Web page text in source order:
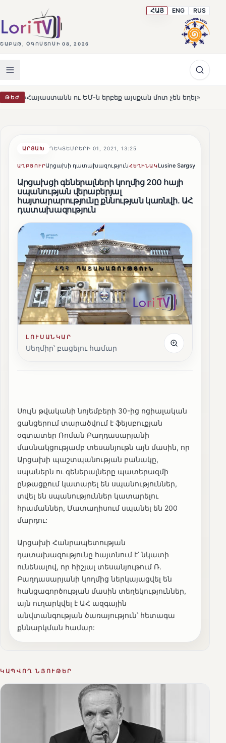
ՇԱԲԱԹ, ՕԳՈՍՏՈՍԻ 08, 2026
ՀԱՅ ENG RUS
ԹԵԺ ու ԵՄ-ն երբեք այսքան մոտ չեն եղել» HOT
ԱՐՑԱԽ ԴԵԿՏԵՄԲԵՐԻ 01, 2021, 13:25
ԱՂԲՅՈՒՐԱրցախի դատախազությունՀԵՂԻՆԱԿLusine Sargsyan
Արցախցի գեներալների կողմից 200 հայի
սպանության վերաբերյալ
հայտարարությունը քննության կառնվի․ ԱՀ
դատախազություն
ԼՈՒՍԱՆԿԱՐ
Սեղմիր՝ բացելու համար
Սույն թվականի նոյեմբերի 30-ից ոցիալական
ցանցերում տարածվում է ֆեյսբուքյան
օգտատեր Ռոման Բաղդասարյանի
մասնակցությամբ տեսանյութն այն մասին, որ
Արցախի պաշտպանության բանակը,
սպաներն ու գեներալները պատերազմի
ընթացքում կատարել են սպանություններ,
տվել են սպանություններ կատարելու
հրամաններ, Մատաղիսում սպանել են 200
մարդու:
Արցախի Հանրապետության
դատախազությունը հայտնում է՝ նկատի
ունենալով, որ հիշյալ տեսանյութում Ռ.
Բաղդասարյանի կողմից ներկայացվել են
հանցագործության մասին տեղեկություններ,
այն ուղարկվել է ԱՀ ազգային
անվտանգության ծառայություն՝ հետագա
քննարկման համար:
ԿԱՊՎՈՂ ՆՅՈՒԹԵՐ